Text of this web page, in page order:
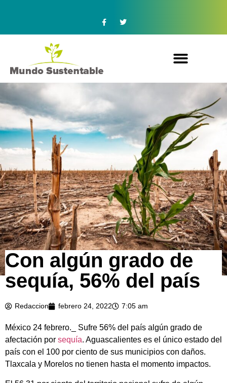
Con algún grado de
sequía, 56% del país
Redaccion febrero 24, 2022 7:05 am
México 24 febrero._ Sufre 56% del país algún grado de
afectación por sequía. Aguascalientes es el único estado del
país con el 100 por ciento de sus municipios con daños.
Tlaxcala y Morelos no tienen hasta el momento impactos.